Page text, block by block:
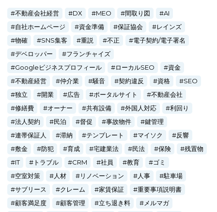
不動産会社経営 DX MEO 間取り図
AI
自社ホームページ
資金準備 保証協会
レインズ
物確
SNS集客 重説 不正
電子契約/電子署名
デベロッパー
フランチャイズ
Googleビジネスプロフィール
ローカルSEO
資金
不動産経営
仲介業 騒音 契約違反 資格
SEO
独立
開業 広告 ポータルサイト
不動産会社
修繕費
オーナー 共有設備 外国人対応
利回り
法人契約
民泊 督促 事故物件
鍵管理
連帯保証人
滞納 テンプレート マイソク
反響
敷金
防犯 育成 宅建業法 民法 保険
残置物
IT
トラブル CRM 社員 教育
ゴミ
空室対策
人材 リノベーション 人事
駐車場
サブリース
クレーム 家賃保証
重要事項説明書
顧客満足度
顧客管理 立ち退き料
メルマガ